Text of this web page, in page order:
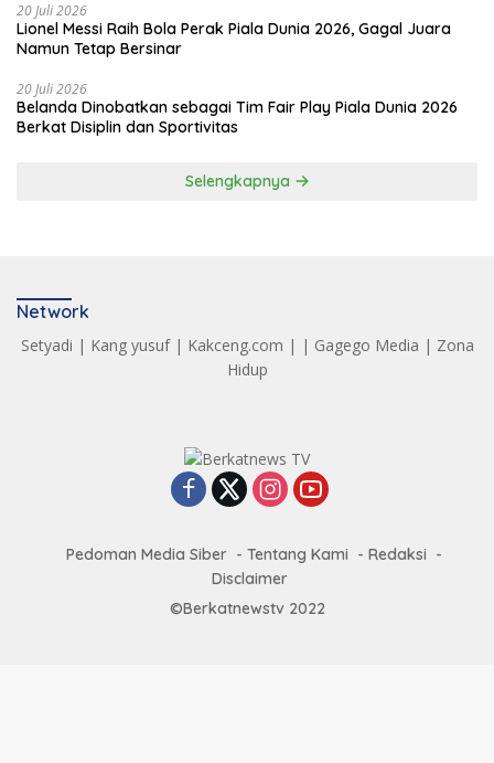
20 Juli 2026
Lionel Messi Raih Bola Perak Piala Dunia 2026, Gagal Juara
Namun Tetap Bersinar
20 Juli 2026
Belanda Dinobatkan sebagai Tim Fair Play Piala Dunia 2026
Berkat Disiplin dan Sportivitas
Selengkapnya
Network
Setyadi | Kang yusuf| Kakceng.com | | Gagego Media | Zona
Hidup
Pedoman Media Siber Tentang Kami
Redaksi
Disclaimer
©Berkatnewstv 2022